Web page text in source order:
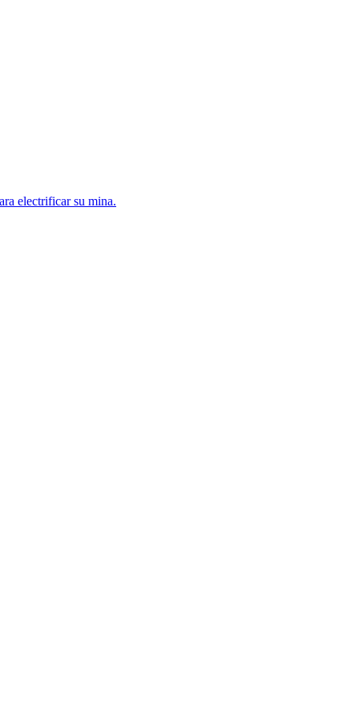
electrificar su mina.